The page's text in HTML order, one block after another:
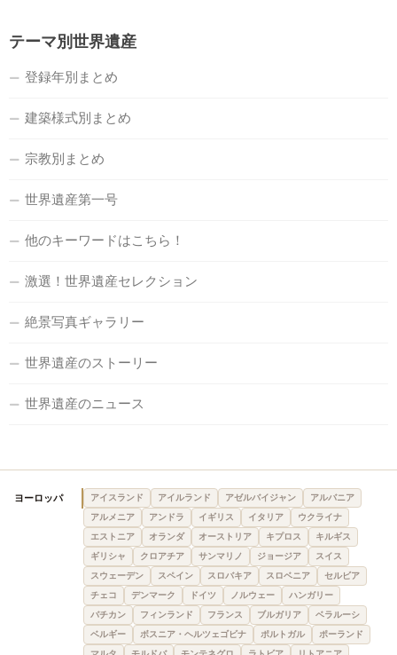
テーマ別世界遺産
登録年別まとめ
建築様式別まとめ
宗教別まとめ
世界遺産第一号
他のキーワードはこちら！
激選！世界遺産セレクション
絶景写真ギャラリー
世界遺産のストーリー
世界遺産のニュース
ヨーロッパ アイスランド アイルランド アゼルバイジャン
アルバニア
アルメニア
アンドラ イギリス イタリア
ウクライナ
エストニア
オランダ オーストリア キプロス
キルギス
ギリシャ
クロアチア サンマリノ ジョージア
スイス
スウェーデン
スペイン スロバキア スロベニア
セルビア
チェコ
デンマーク ドイツ ノルウェー
ハンガリー
バチカン
フィンランド フランス ブルガリア
ベラルーシ
ベルギー
ボスニア・ヘルツェゴビナ ポルトガル
ポーランド